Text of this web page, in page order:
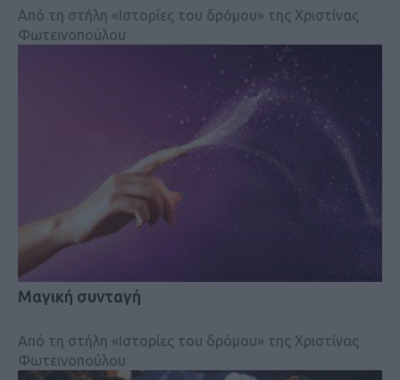
Από τη στήλη «Ιστορίες του δρόμου» της Χριστίνας
Φωτεινοπούλου
Μαγική συνταγή
Από τη στήλη «Ιστορίες του δρόμου» της Χριστίνας
Φωτεινοπούλου